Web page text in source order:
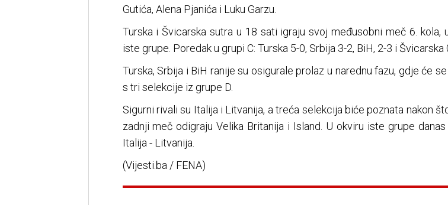
Gutića, Alena Pjanića i Luku Garzu.
Turska i Švicarska sutra u 18 sati igraju svoj međusobni meč 6. kola,
iste grupe. Poredak u grupi C: Turska 5-0, Srbija 3-2, BiH, 2-3 i Švicarska
Turska, Srbija i BiH ranije su osigurale prolaz u narednu fazu, gdje će
s tri selekcije iz grupe D.
Sigurni rivali su Italija i Litvanija, a treća selekcija biće poznata nakon
zadnji meč odigraju Velika Britanija i Island. U okviru iste grupe
Italija - Litvanija.
(Vijesti.ba / FENA)